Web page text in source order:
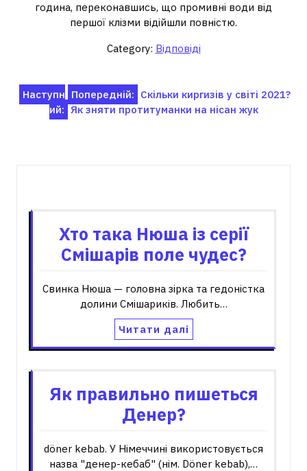
година, переконавшись, що промивні води від
першої клізми відійшли повністю.
Category: Відповіді
Навігація
записів
Попередній: Скільки киргизів у світі 2021?
Наступн
ий: Як зняти протитуманки на нісан жук
Хто така Нюша із серії
Смішарів поле чудес?
Свинка Нюша — головна зірка та гедоністка
долини Смішариків. Любить…
Читати далі
Як правильно пишеться
Денер?
döner kebab. У Німеччині використовується
назва "денер-кебаб" (нім. Döner kebab),…